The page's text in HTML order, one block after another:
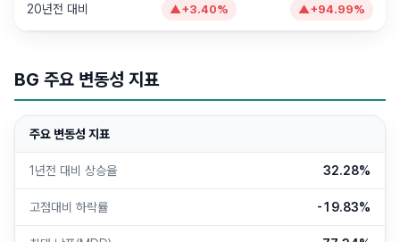
20년전 대비 ▲+3.40% ▲+94.99%
BG 주요 변동성 지표
주요 변동성 지표
1년전 대비 상승율 32.28%
고점대비 하락률 -19.83%